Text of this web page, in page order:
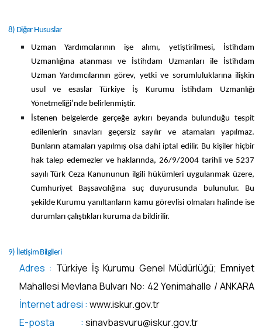
8) Diğer Hususlar
Uzman Yardımcılarının işe alımı, yetiştirilmesi, İstihdam
Uzmanlığına atanması ve İstihdam Uzmanları ile İstihdam
Uzman Yardımcılarının görev, yetki ve sorumluluklarına ilişkin
usul ve esaslar Türkiye İş Kurumu İstihdam Uzmanlığı
Yönetmeliği’nde belirlenmiştir.
İstenen belgelerde gerçeğe aykırı beyanda bulunduğu tespit
edilenlerin sınavları geçersiz sayılır ve atamaları yapılmaz.
Bunların atamaları yapılmış olsa dahi iptal edilir. Bu kişiler hiçbir
hak talep edemezler ve haklarında, 26/9/2004 tarihli ve 5237
sayılı Türk Ceza Kanununun ilgili hükümleri uygulanmak üzere,
Cumhuriyet Başsavcılığına suç duyurusunda bulunulur. Bu
şekilde Kurumu yanıltanların kamu görevlisi olmaları halinde ise
durumları çalıştıkları kuruma da bildirilir.
9) İletişim Bilgileri
Adres : Türkiye İş Kurumu Genel Müdürlüğü; Emniyet
Mahallesi Mevlana Bulvarı No: 42 Yenimahalle / ANKARA
İnternet adresi : www.iskur.gov.tr
E-posta : sinavbasvuru@iskur.gov.tr